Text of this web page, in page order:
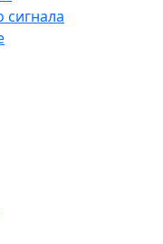
сигнала